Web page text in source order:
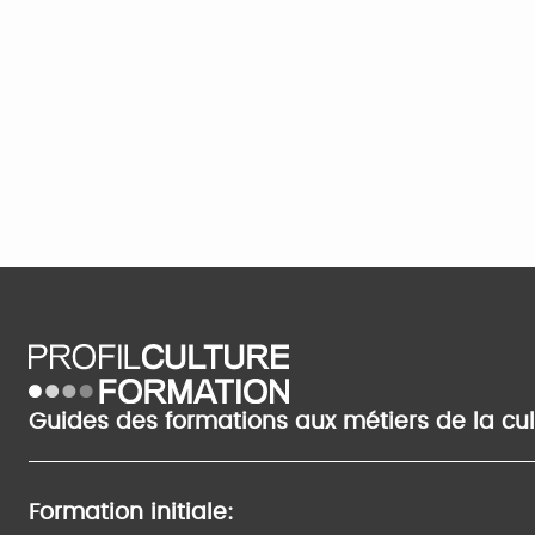
Guides des formations aux métiers de la
Formation initiale: